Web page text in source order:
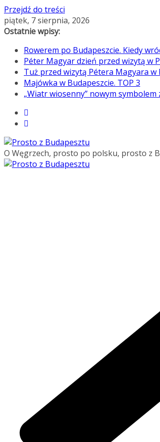
Przejdź do treści
piątek, 7 sierpnia, 2026
Ostatnie wpisy:
Rowerem po Budapeszcie. Kiedy
Péter Magyar dzień przed wizytą w
Tuż przed wizytą Pétera Magyara w
Majówka w Budapeszcie. TOP 3
„Wiatr wiosenny” nowym symbolem
O Węgrzech, prosto po polsku, prosto z